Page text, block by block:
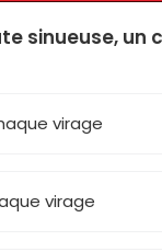
sinueuse,
virage
virage